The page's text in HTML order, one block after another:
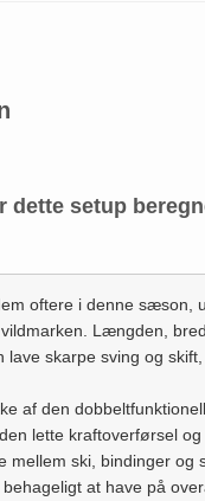
dette setup
oftere i denne sæson,
Længden,
lave skarpe sving og
af den
lette kraftoverførsel
mellem ski, bindinger
at have på